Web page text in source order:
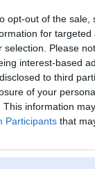
opt-out of the
for
selection. Please
interest-based
to third
of your
This information
Participants that
Lietotāja
Lietotājvārds:
Ziņojumi